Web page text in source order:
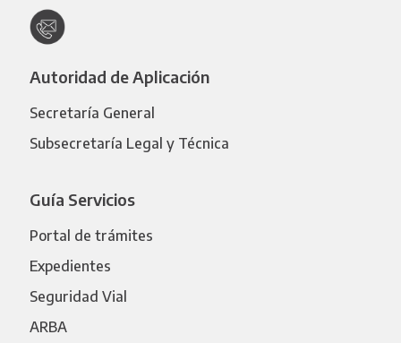
Autoridad de Aplicación
Secretaría General
Subsecretaría Legal y Técnica
Guía Servicios
Portal de trámites
Expedientes
Seguridad Vial
ARBA